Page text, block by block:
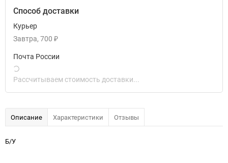
Способ доставки
Курьер
Завтра 700 ₽
Почта России
Рассчитываем стоимость доставки...
Описание Характеристики Отзывы
Б/У